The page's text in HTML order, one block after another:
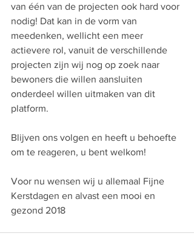
van één van de projecten ook hard voor
nodig! Dat kan in de vorm van
meedenken, wellicht een meer
actievere rol, vanuit de verschillende
projecten zijn wij nog op zoek naar
bewoners die willen aansluiten
onderdeel willen uitmaken van dit
platform.
Blijven ons volgen en heeft u behoefte
om te reageren, u bent welkom!
Voor nu wensen wij u allemaal Fijne
Kerstdagen en alvast een mooi en
gezond 2018